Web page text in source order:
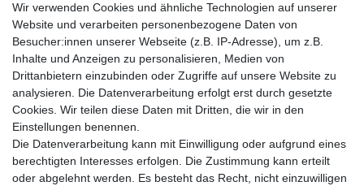
Hiermit bestätige ich, dass ich dieDaten­schutz­erklärung
gelesen habe.*
Absenden
🚚 Schneller Versand
📦 Kostenloser Versand ab 75 €
Wir verwenden Cookies und ähnliche Technologien auf unserer
Website und verarbeiten personenbezogene Daten von
Besucher:innen unserer Webseite (z.B. IP-Adresse), um z.B.
Inhalte und Anzeigen zu personalisieren, Medien von
Drittanbietern einzubinden oder Zugriffe auf unsere Website zu
analysieren. Die Datenverarbeitung erfolgt erst durch gesetzte
Cookies. Wir teilen diese Daten mit Dritten, die wir in den
Einstellungen benennen.
Die Datenverarbeitung kann mit Einwilligung oder aufgrund eines
berechtigten Interesses erfolgen. Die Zustimmung kann erteilt
oder abgelehnt werden. Es besteht das Recht, nicht einzuwilligen